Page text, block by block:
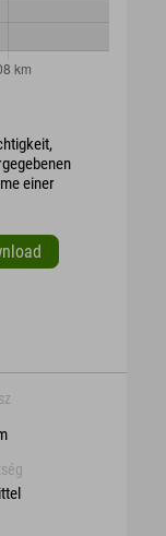
einer